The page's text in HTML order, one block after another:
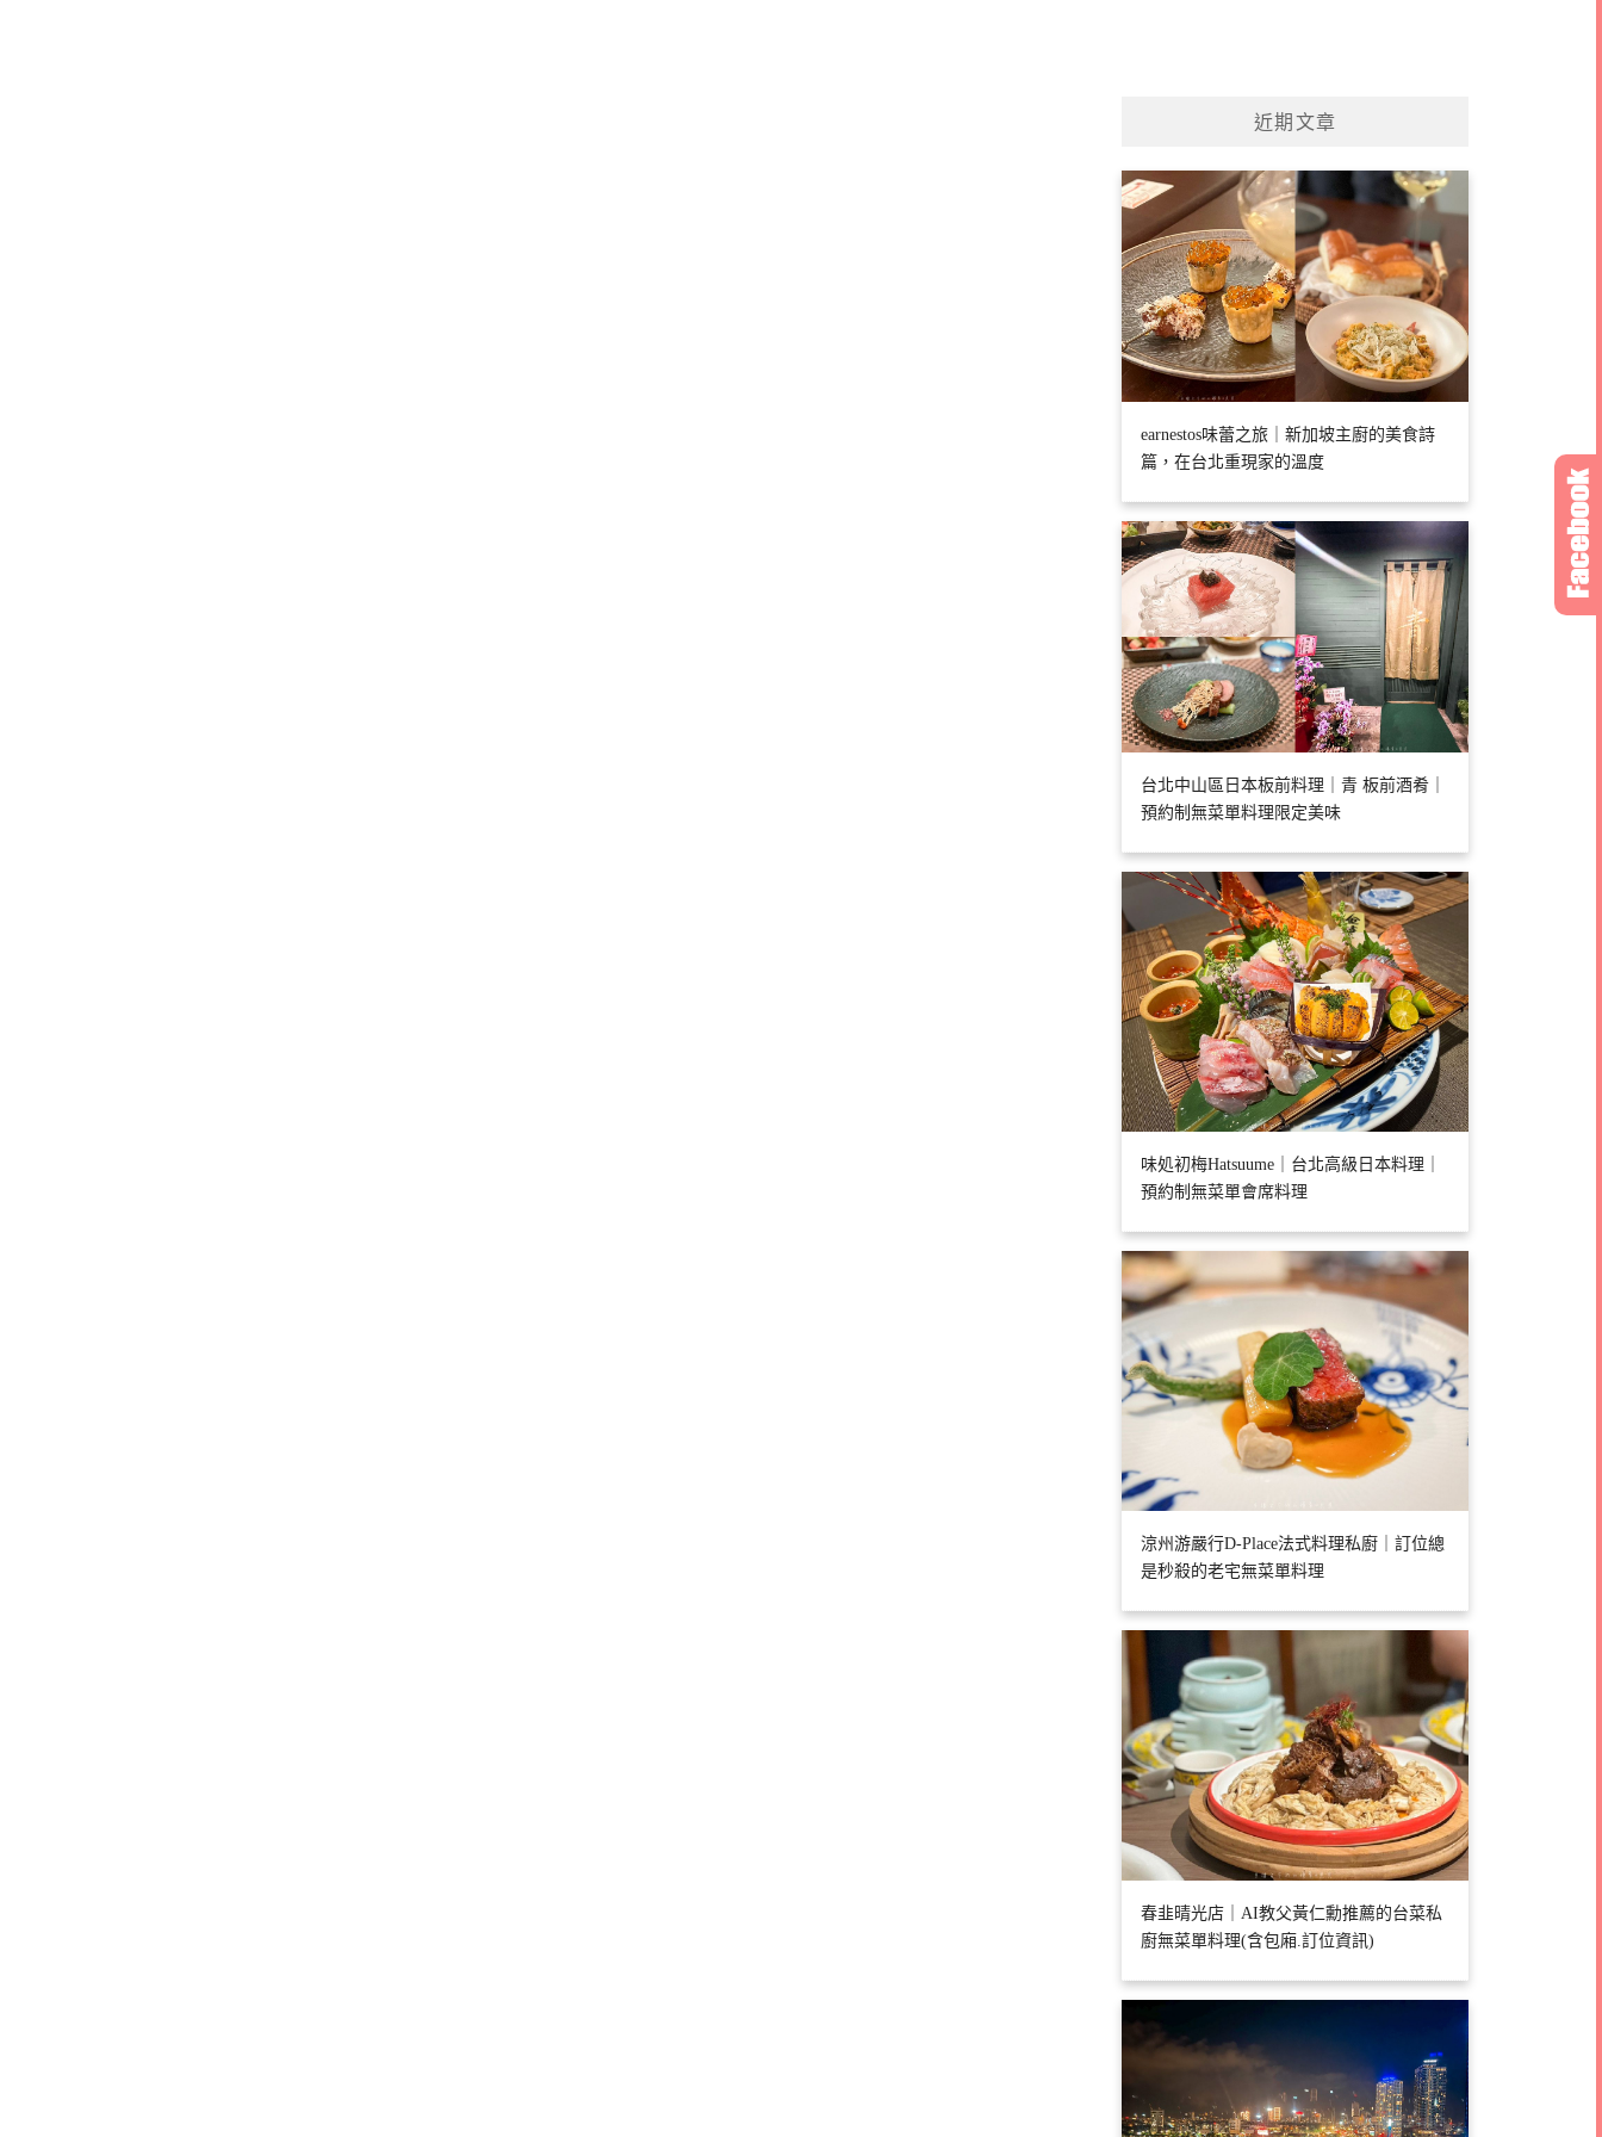
近期文章
earnestos味蕾之旅｜新加坡主廚的美食詩
篇，在台北重現家的溫度
台北中山區日本板前料理｜青 板前酒肴｜
預約制無菜單料理限定美味
味処初梅Hatsuume｜台北高級日本料理｜
預約制無菜單會席料理
涼州游嚴行D-Place法式料理私廚｜訂位總
是秒殺的老宅無菜單料理
春韭晴光店｜AI教父黃仁勳推薦的台菜私
廚無菜單料理(含包廂.訂位資訊)